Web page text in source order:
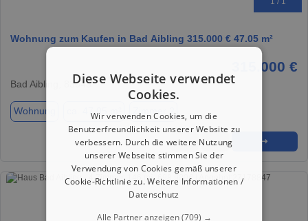
Wohnung zum Kaufen in Bad Aibling 315.000 € 47.05 m²
315.000 €
Bad Aibling, 83043
Wohnung ca. 47,05 m² Zimmer 2
★ ➦ ➜
Diese Webseite verwendet
Cookies.
Wir verwenden Cookies, um die
Benutzerfreundlichkeit unserer Website zu
verbessern. Durch die weitere Nutzung
unserer Webseite stimmen Sie der
Verwendung von Cookies gemäß unserer
Cookie-Richtlinie zu.Weitere Informationen /
Datenschutz
Alle Partner anzeigen(709) →